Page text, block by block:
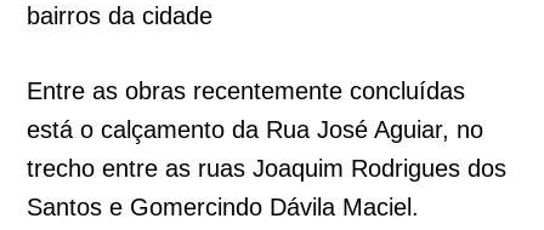
bairros da cidade
Entre as obras recentemente concluídas
está o calçamento da Rua José Aguiar, no
trecho entre as ruas Joaquim Rodrigues dos
Santos e Gomercindo Dávila Maciel.